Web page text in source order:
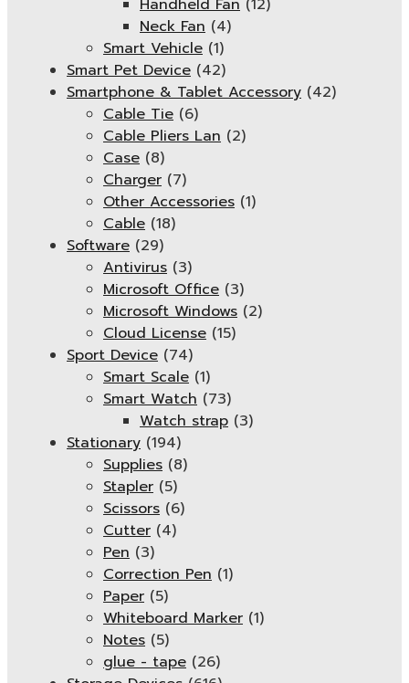
Handheld Fan (12)
Neck Fan (4)
Smart Vehicle (1)
Smart Pet Device (42)
Smartphone & Tablet Accessory (42)
Cable Tie (6)
Cable Pliers Lan (2)
Case (8)
Charger (7)
Other Accessories (1)
Cable (18)
Software (29)
Antivirus (3)
Microsoft Office (3)
Microsoft Windows (2)
Cloud License (15)
Sport Device (74)
Smart Scale (1)
Smart Watch (73)
Watch strap (3)
Stationary (194)
Supplies (8)
Stapler (5)
Scissors (6)
Cutter (4)
Pen (3)
Correction Pen (1)
Paper (5)
Whiteboard Marker (1)
Notes (5)
glue - tape (26)